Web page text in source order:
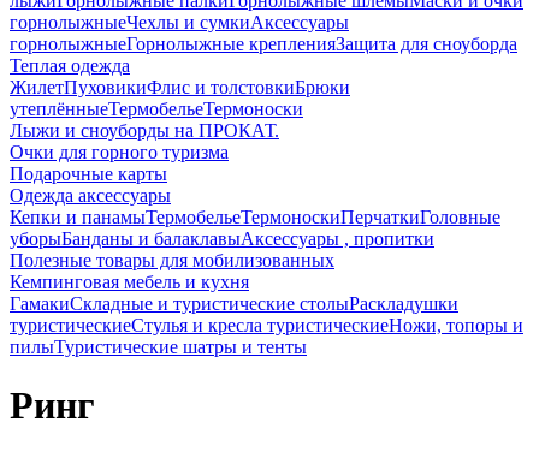
горнолыжныеЧехлы и сумкиАксессуары
горнолыжныеГорнолыжные крепленияЗащита для сноуборда
Теплая одежда
ЖилетПуховикиФлис и толстовкиБрюки
утеплённыеТермобельеТермоноски
Лыжи и сноуборды на ПРОКАТ.
Очки для горного туризма
Подарочные карты
Одежда аксессуары
Кепки и панамыТермобельеТермоноскиПерчаткиГоловные
уборыБанданы и балаклавыАксессуары , пропитки
Полезные товары для мобилизованных
Кемпинговая мебель и кухня
ГамакиСкладные и туристические столыРаскладушки
туристическиеСтулья и кресла туристическиеНожи, топоры и
пилыТуристические шатры и тенты
Ринг